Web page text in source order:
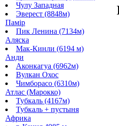
Чулу Западная
Эверест (8848м)
Памір
Пик Ленина (7134м)
Аляска
Мак-Кинли (6194 м)
Анди
Аконкагуа (6962м)
Вулкан Охос
Чимборасо (6310м)
Атлас (Марокко)
Тубкаль (4167м)
Тубкаль + пустыня
Африка